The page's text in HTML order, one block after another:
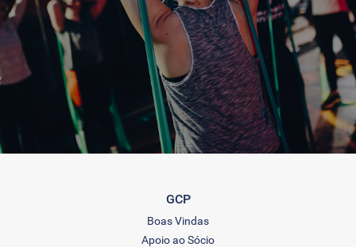
GCP
Boas Vindas
Apoio ao Sócio